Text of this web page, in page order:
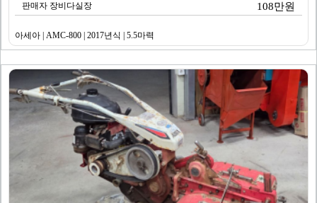
판매자 장비다실장 108만원
아세아 | AMC-800 | 2017년식 | 5.5마력